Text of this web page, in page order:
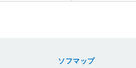
ソフマップ